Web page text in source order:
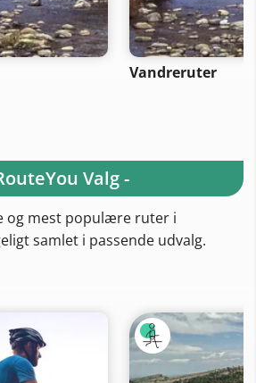
Vandreruter
Valg -
og mest populære ruter i
samlet i passende udvalg.